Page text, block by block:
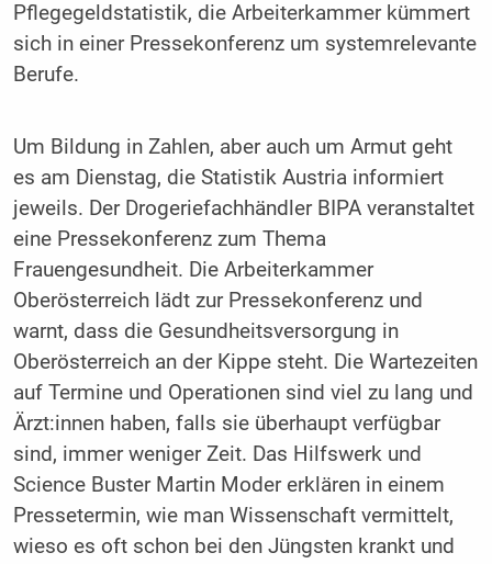
Pflegegeldstatistik, die Arbeiterkammer kümmert
sich in einer Pressekonferenz um systemrelevante
Berufe.
Um Bildung in Zahlen, aber auch um Armut geht
es am Dienstag, die Statistik Austria informiert
jeweils. Der Drogeriefachhändler BIPA veranstaltet
eine Pressekonferenz zum Thema
Frauengesundheit. Die Arbeiterkammer
Oberösterreich lädt zur Pressekonferenz und
warnt, dass die Gesundheitsversorgung in
Oberösterreich an der Kippe steht. Die Wartezeiten
auf Termine und Operationen sind viel zu lang und
Ärzt:innen haben, falls sie überhaupt verfügbar
sind, immer weniger Zeit. Das Hilfswerk und
Science Buster Martin Moder erklären in einem
Pressetermin, wie man Wissenschaft vermittelt,
wieso es oft schon bei den Jüngsten krankt und